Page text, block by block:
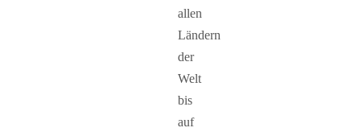
allen
Ländern
der
Welt
bis
auf